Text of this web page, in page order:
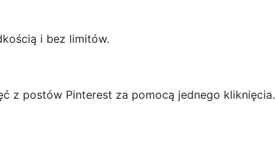
i bez limitów.
z postów Pinterest za pomocą jednego kliknięcia.